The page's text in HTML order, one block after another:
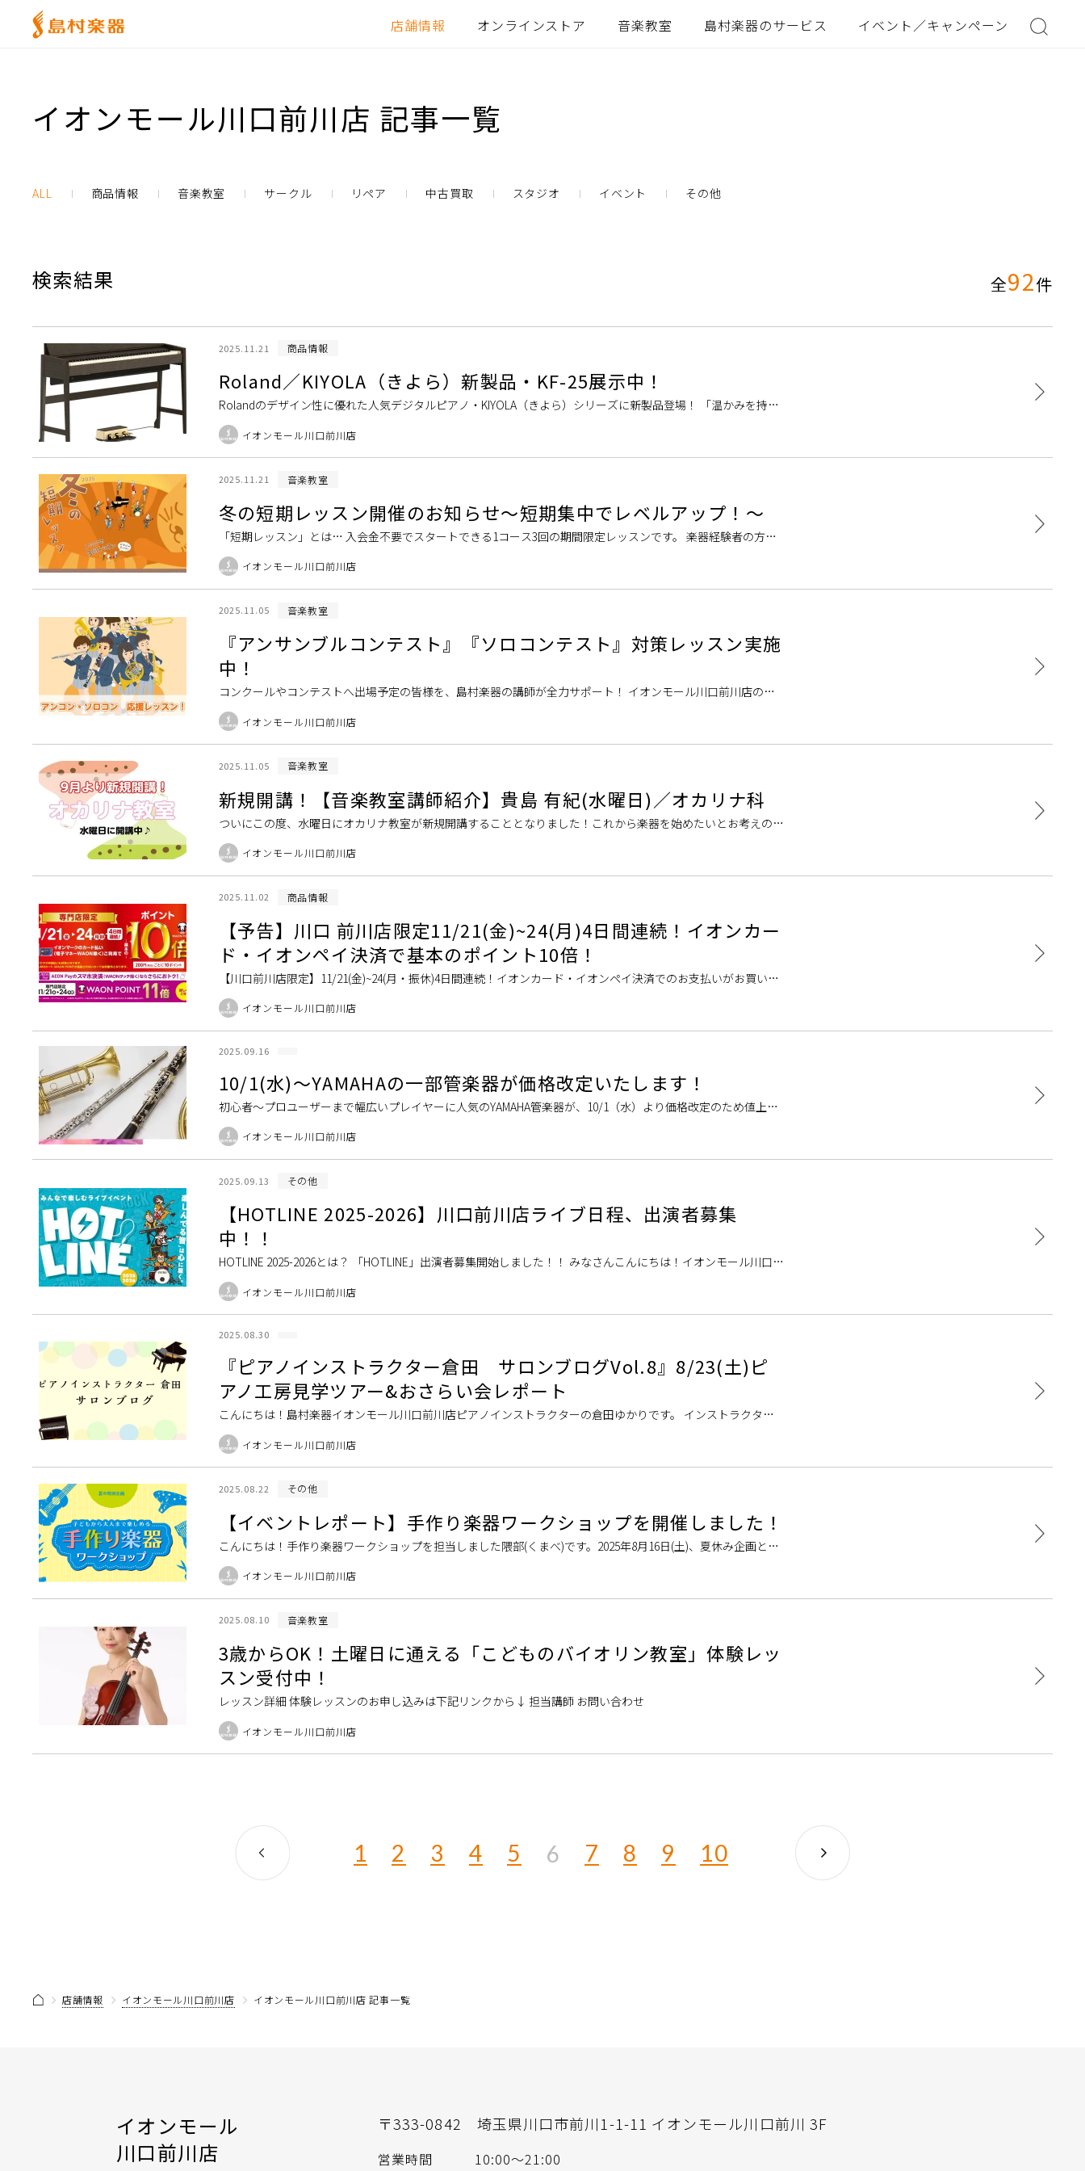
店舗情報 オンラインストア 音楽教室 島村楽器のサービス イベント／キャンペーン
イオンモール川口前川店 記事一覧
ALL 商品情報 音楽教室 サークル リペア 中古買取 スタジオ イベント その他
検索結果 全92件
2025.11.21 商品情報
Roland／KIYOLA（きよら）新製品・KF-25展示中！
Rolandのデザイン性に優れた人気デジタルピアノ・KIYOLA（きよら）シリーズに新製品登場！ 「温かみを持っ
た天然木がつなぐ、人とピアノ」をコンセプトに、国内大手家具メーカーによるモダンな家具仕上げのキャビネ
ットに、 […]
イオンモール川口前川店
2025.11.21 音楽教室
冬の短期レッスン開催のお知らせ～短期集中でレベルアップ！～
「短期レッスン」とは… 入会金不要でスタートできる1コース3回の期間限定レッスンです。 楽器経験者の方だ
けでなく、「楽器に興味はあるけれど、なかなかきっかけがなくて…」「レッスンに通えるかしら？」そんな方
へおすすめです！ […]
イオンモール川口前川店
2025.11.05 音楽教室
『アンサンブルコンテスト』『ソロコンテスト』対策レッスン実施
中！
コンクールやコンテストへ出場予定の皆様を、島村楽器の講師が全力サポート！ イオンモール川口前川店の音
楽教室では、フルート・サックス・トランペットのレッスンを開講しております。プロの講師がマンツーマンの
個人レッスンで、皆様 […]
イオンモール川口前川店
2025.11.05 音楽教室
新規開講！【音楽教室講師紹介】貴島 有紀(水曜日)／オカリナ科
ついにこの度、水曜日にオカリナ教室が新規開講することとなりました！これから楽器を始めたいとお考えの方
や、オカリナの演奏経験がある方も、一緒にレッスンをはじめてみませんか？体験レッスンも随時受け付けてお
りますので、まずはお […]
イオンモール川口前川店
2025.11.02 商品情報
【予告】川口 前川店限定11/21(金)~24(月)4日間連続！イオンカー
ド・イオンペイ決済で基本のポイント10倍！
【川口前川店限定】11/21(金)~24(月・振休)4日間連続！イオンカード・イオンペイ決済でのお支払いがお買い得
です！ 期間中、イオンマークのカード払い、AEON Payのスマホ決済でのお支払いでWAONポイントが基本 […]
イオンモール川口前川店
2025.09.16
10/1(水)〜YAMAHAの一部管楽器が価格改定いたします！
初心者～プロユーザーまで幅広いプレイヤーに人気のYAMAHA管楽器が、10/1（水）より価格改定のため値上が
りします！ご検討されている方は今がご購入のチャンス！人気品番も、店頭在庫ございます。 価格改定対象品
番（一部） […]
イオンモール川口前川店
2025.09.13 その他
【HOTLINE 2025-2026】川口前川店ライブ日程、出演者募集
中！！
HOTLINE 2025-2026とは？ 「HOTLINE」出演者募集開始しました！！ みなさんこんにちは！イオンモール川口前
川店の魚島です。かつて毎年夏の大人気イベントだったHOTLINEが、みんなで楽しむライブイベン […]
イオンモール川口前川店
2025.08.30
『ピアノインストラクター倉田 サロンブログVol.8』8/23(土)ピ
アノ工房見学ツアー&おさらい会レポート
こんにちは！島村楽器イオンモール川口前川店ピアノインストラクターの倉田ゆかりです。 インストラクター
としてお店の中にある音楽教室でレッスンを行い、店頭ではお客様の楽器・アクセサリーなど音楽のトータルサ
ポートのご案内をさせ […]
イオンモール川口前川店
2025.08.22 その他
【イベントレポート】手作り楽器ワークショップを開催しました！
こんにちは！手作り楽器ワークショップを担当しました隈部(くまべ)です。2025年8月16日(土)、夏休み企画とし
て「手作り楽器ワークショップ」を開催いたしました！1部ではカスタネットを。2部ではカリンバを。各部、6
名の小 […]
イオンモール川口前川店
2025.08.10 音楽教室
3歳からOK！土曜日に通える「こどものバイオリン教室」体験レッ
スン受付中！
レッスン詳細 体験レッスンのお申し込みは下記リンクから↓ 担当講師 お問い合わせ
イオンモール川口前川店
1 2 3 4 5 6 7 8 9 10
店舗情報 イオンモール川口前川店 イオンモール川口前川店 記事一覧
イオンモール
川口前川店
〒333-0842 埼玉県川口市前川1-1-11 イオンモール川口前川 3F
営業時間
10:00〜21:00